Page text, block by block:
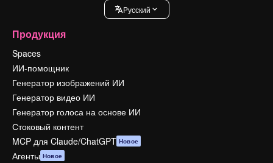
Pусский
Продукция
Spaces
ИИ-помощник
Генератор изображений ИИ
Генератор видео ИИ
Генератор голоса на основе ИИ
Стоковый контент
MCP для Claude/ChatGPT Новое
Агенты Новое